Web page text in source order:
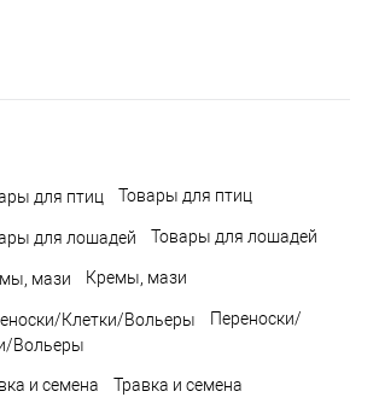
Товары для птиц
Товары для лошадей
Кремы, мази
Переноски/
Вольеры
Травка и семена